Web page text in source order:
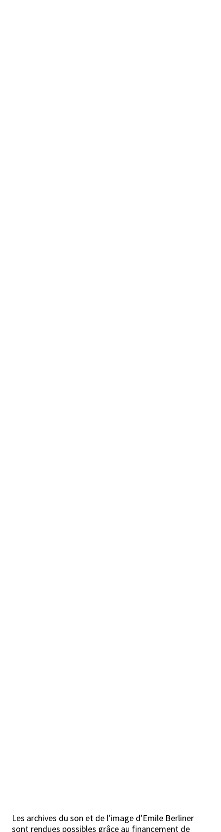
Les archives du son et de l'image d'Emile Berliner
sont rendues possibles grâce au financement de